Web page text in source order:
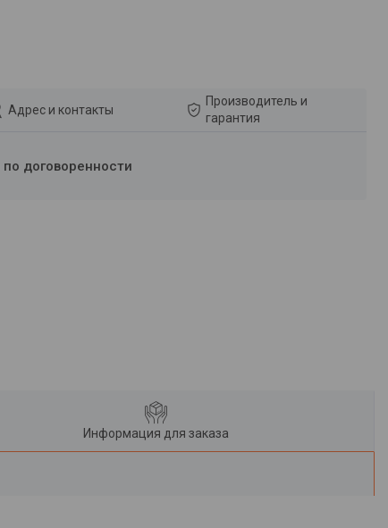
Адрес и контакты
Производитель и
гарантия
по договоренности
Информация для заказа